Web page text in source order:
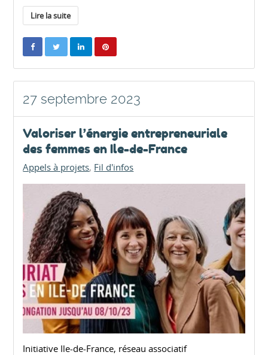
Lire la suite
27 septembre 2023
Valoriser l’énergie entrepreneuriale
des femmes en Ile-de-France
Appels à projets Fil d'infos
Initiative Ile-de-France, réseau associatif